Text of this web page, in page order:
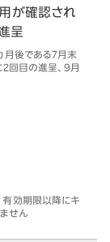
が確認され
呈
月後である7月末
2回目の進呈、9月
有効期限以降にキ
せん